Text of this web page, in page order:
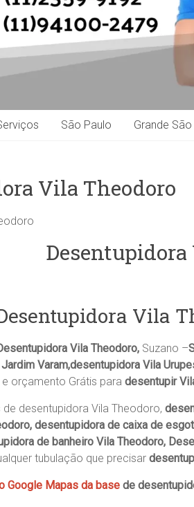
São Paulo Grande
Vila Theodoro
Desentupidora
Vila
Vila Theodoro, Suzano –
Varam,desentupidora Vila
orçamento Grátis para desentupir
desentupidora Vila Theodoro,
desentupidora de caixa de
de banheiro Vila Theodoro,
tubulação que precisar
Google Mapas da base de